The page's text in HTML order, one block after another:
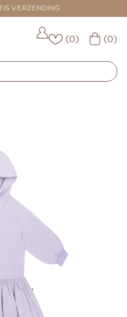
VERZENDING
VERZONDEN
(0) (0)